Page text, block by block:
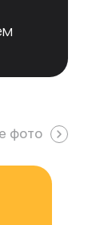
фото